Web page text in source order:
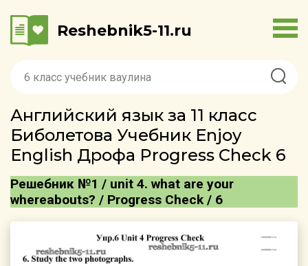
Reshebnik5-11.ru
Английский язык за 11 класс
Биболетова Учебник Enjoy
English Дрофа Progress Check 6
Решебник №1 / unit 4. what are your
whereаbouts? / Progress Check / 6